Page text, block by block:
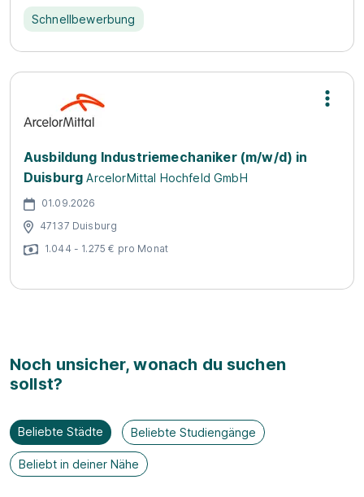
Schnellbewerbung
Ausbildung Industriemechaniker (m/w/d) in
Duisburg ArcelorMittal Hochfeld GmbH
01.09.2026
47137 Duisburg
1.044 - 1.275 € pro Monat
Noch unsicher, wonach du suchen
sollst?
Beliebte Städte Beliebte Studiengänge
Beliebt in deiner Nähe